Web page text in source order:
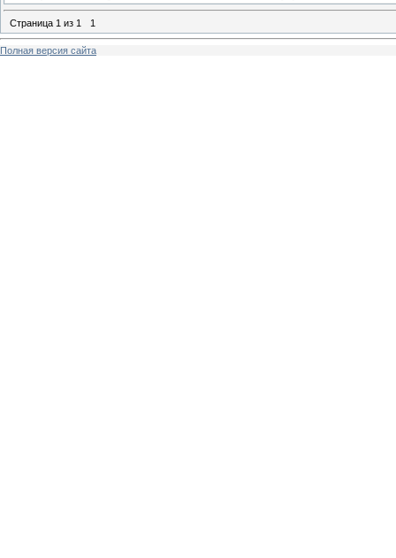
Страница 1 из 1 1
Полная версия сайта